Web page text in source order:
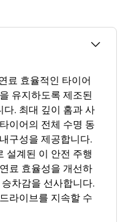
료 효율적인 타이어
유지하도록 제조된
. 최대 깊이 홈과 사
이어의 전체 수명 동
구성을 제공합니다.
설계된 이 안전 주행
료 효율성을 개선하
차감을 선사합니다.
라이브를 지속할 수